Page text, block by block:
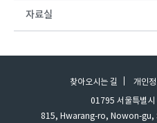
자료실
찾아오시는 길 개인
01795 서울특별시
815, Hwarang-ro, Nowon-gu,